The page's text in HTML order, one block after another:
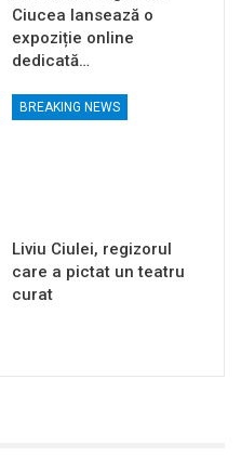
Ciucea lansează o
expoziție online
dedicată…
BREAKING NEWS
Liviu Ciulei, regizorul
care a pictat un teatru
curat